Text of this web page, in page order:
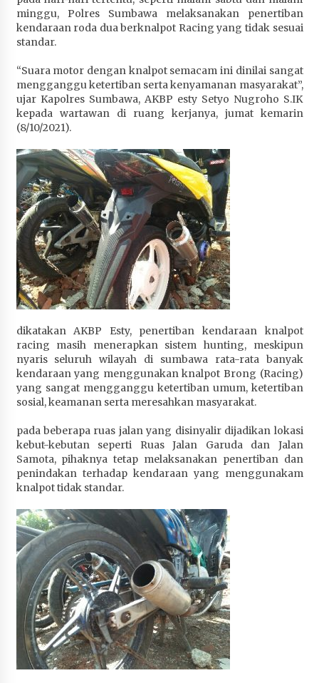
Penurunan Stunting di Sumbawa
4 minggu ago
Pandangan Fraksi – Fraksi DPRD Sumbawa
4 minggu ago
Bupati Sumbawa Lepas 487 Atlet dari Berbagai
Cabor yang Akan Berjuang pada PORPROV XII
NTB 2026
4 minggu ago
BAZNAS Kabupaten Sumbawa Salurkan Bantuan
Program 100 Mustahik Per Desa di Desa Teluk
Santong
4 minggu ago
Dosen UTS Siap Kembangkan Inovasi Lewat
Pelatihan PDPP 2026 Bali
4 minggu ago
Terapkan “Polantas Menyapa”, Satlantas Polres
Sumbawa Berupaya Wujudkan Pelayanan
Kepolisian yang Profesional
4 minggu ago
Capaian Program Pemerintah Kabupaten
4 minggu ago
minggu, Polres Sumbawa melaksanakan penertiban
kendaraan roda dua berknalpot Racing yang tidak sesuai
standar.
“Suara motor dengan knalpot semacam ini dinilai sangat
mengganggu ketertiban serta kenyamanan masyarakat”,
ujar Kapolres Sumbawa, AKBP esty Setyo Nugroho S.IK
kepada wartawan di ruang kerjanya, jumat kemarin
(8/10/2021).
dikatakan AKBP Esty, penertiban kendaraan knalpot
racing masih menerapkan sistem hunting, meskipun
nyaris seluruh wilayah di sumbawa rata-rata banyak
kendaraan yang menggunakan knalpot Brong (Racing)
yang sangat mengganggu ketertiban umum, ketertiban
sosial, keamanan serta meresahkan masyarakat.
pada beberapa ruas jalan yang disinyalir dijadikan lokasi
kebut-kebutan seperti Ruas Jalan Garuda dan Jalan
Samota, pihaknya tetap melaksanakan penertiban dan
penindakan terhadap kendaraan yang menggunakam
knalpot tidak standar.